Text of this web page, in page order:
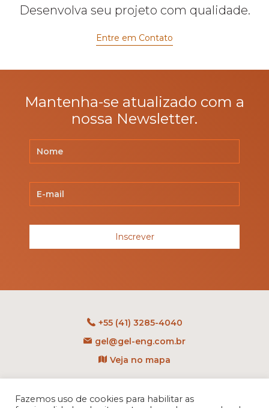
Desenvolva seu projeto com qualidade.
Entre em Contato
Mantenha-se atualizado com a
nossa Newsletter.
Inscrever
+55 (41) 3285-4040
gel@gel-eng.com.br
Veja no mapa
CEP: 81290-060 - CIC
Fazemos uso de cookies para habilitar as